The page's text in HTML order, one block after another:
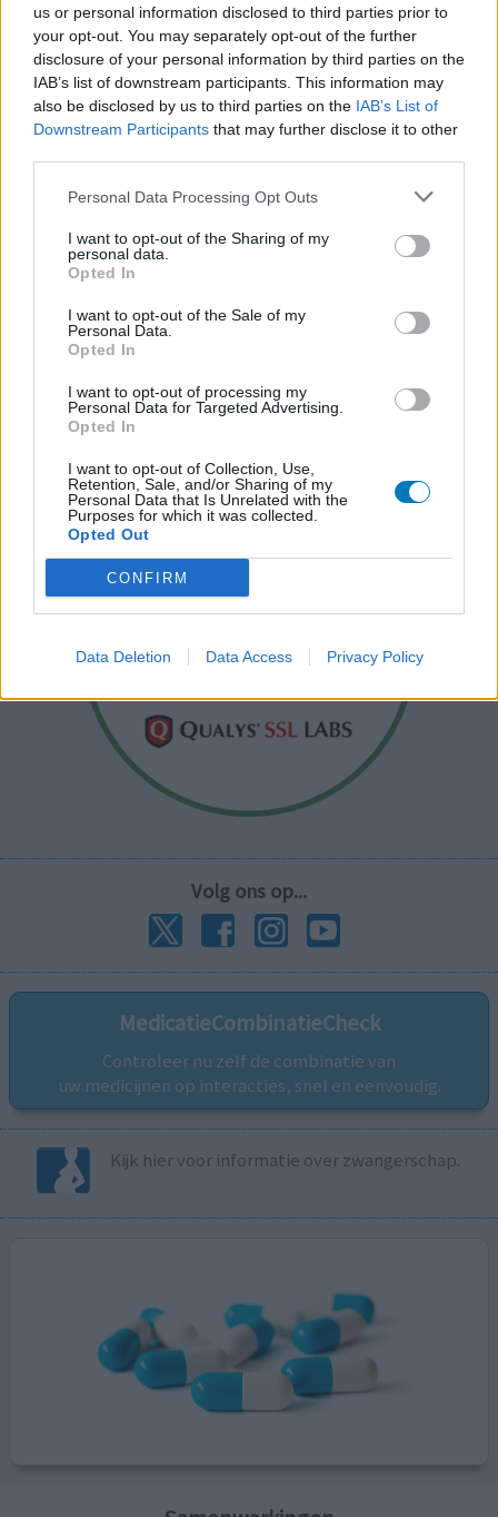
us or personal information disclosed to third parties prior to
your opt-out. You may separately opt-out of the further
disclosure of your personal information by third parties on the
IAB’s list of downstream participants. This information may
also be disclosed by us to third parties on the IAB’s List of
Downstream Participants that may further disclose it to other
Personal Data Processing Opt Outs
I want to opt-out of the Sharing of my
personal data.
Opted In
I want to opt-out of the Sale of my
Personal Data.
Opted In
I want to opt-out of processing my
Personal Data for Targeted Advertising.
Opted In
I want to opt-out of Collection, Use,
Retention, Sale, and/or Sharing of my
Personal Data that Is Unrelated with the
Purposes for which it was collected.
Opted Out
CONFIRM
Data Deletion Data Access Privacy Policy
Volg ons op...
MedicatieCombinatieCheck
Controleer nu zelf de combinatie van
uw medicijnen op interacties, snel en eenvoudig.
Kijk hier voor informatie over zwangerschap.